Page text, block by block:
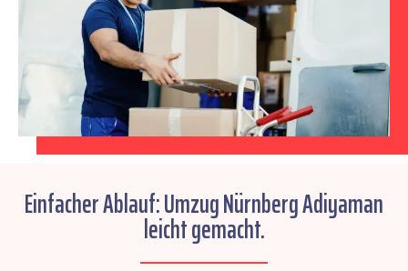
Einfacher Ablauf: Umzug Nürnberg Adiyaman
leicht gemacht.